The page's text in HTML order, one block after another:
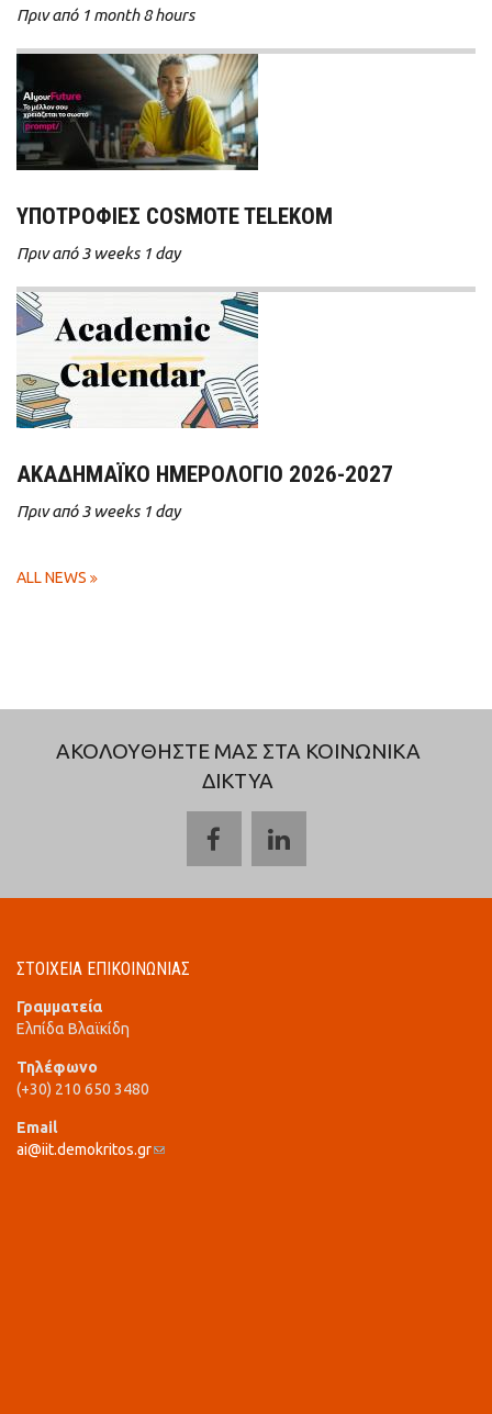
Πριν από 1 month 8 hours
ΥΠΟΤΡΟΦΊΕΣ COSMOTE TELEKOM
Πριν από 3 weeks 1 day
ΑΚΑΔΗΜΑΪΚΌ ΗΜΕΡΟΛΌΓΙΟ 2026-2027
Πριν από 3 weeks 1 day
ALL NEWS
ΑΚΟΛΟΥΘΗΣΤΕ ΜΑΣ ΣΤΑ ΚΟΙΝΩΝΙΚΑ
ΔΙΚΤΥΑ
ΣΤΟΙΧΕΙΑ ΕΠΙΚΟΙΝΩΝΙΑΣ
Γραμματεία
Ελπίδα Βλαϊκίδη
Τηλέφωνο
(+30) 210 650 3480
Email
ai@iit.demokritos.gr(link sends e-mail)